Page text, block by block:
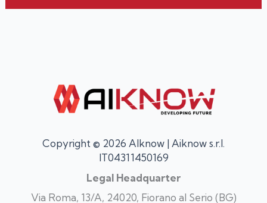
Copyright © 2026 AIknow | Aiknow s.r.l.
IT04311450169
Legal Headquarter
Via Roma, 13/A, 24020, Fiorano al Serio (BG)